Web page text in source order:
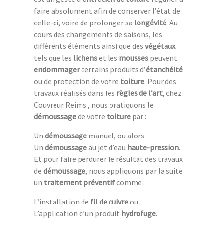
faire absolument afin de conserver l’état de
celle-ci, voire de prolonger sa longévité. Au
cours des changements de saisons, les
différents éléments ainsi que des végétaux
tels que les lichenset les mousses peuvent
endommagercertains produits d’étanchéité
ou de protection de votre toiture. Pour des
travaux réalisés dans les règles de l’art, chez
Couvreur Reims , nous pratiquons le
démoussagede votre toiture par :
Un démoussage manuel, ou alors
Un démoussageau jet d’eau haute-pression.
Et pour faire perdurer le résultat des travaux
de démoussage, nous appliquons par la suite
un traitement préventifcomme :
L’installation de fil de cuivreou
L’application d’un produit hydrofuge.